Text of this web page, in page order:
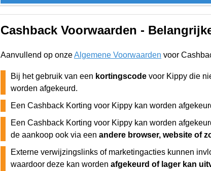
Cashback Voorwaarden -
Aanvullend op onzeAlgemene Voorwaarden voor
Bij het gebruik van een kortingscode voor Kippy die
worden afgekeurd.
Een Cashback Korting voor Kippy kan worden
Een Cashback Korting voor Kippy kan worden
de aankoop ook via een andere browser, website of
Externe verwijzingslinks of marketingacties kunnen
waardoor deze kan worden afgekeurd of lager kan